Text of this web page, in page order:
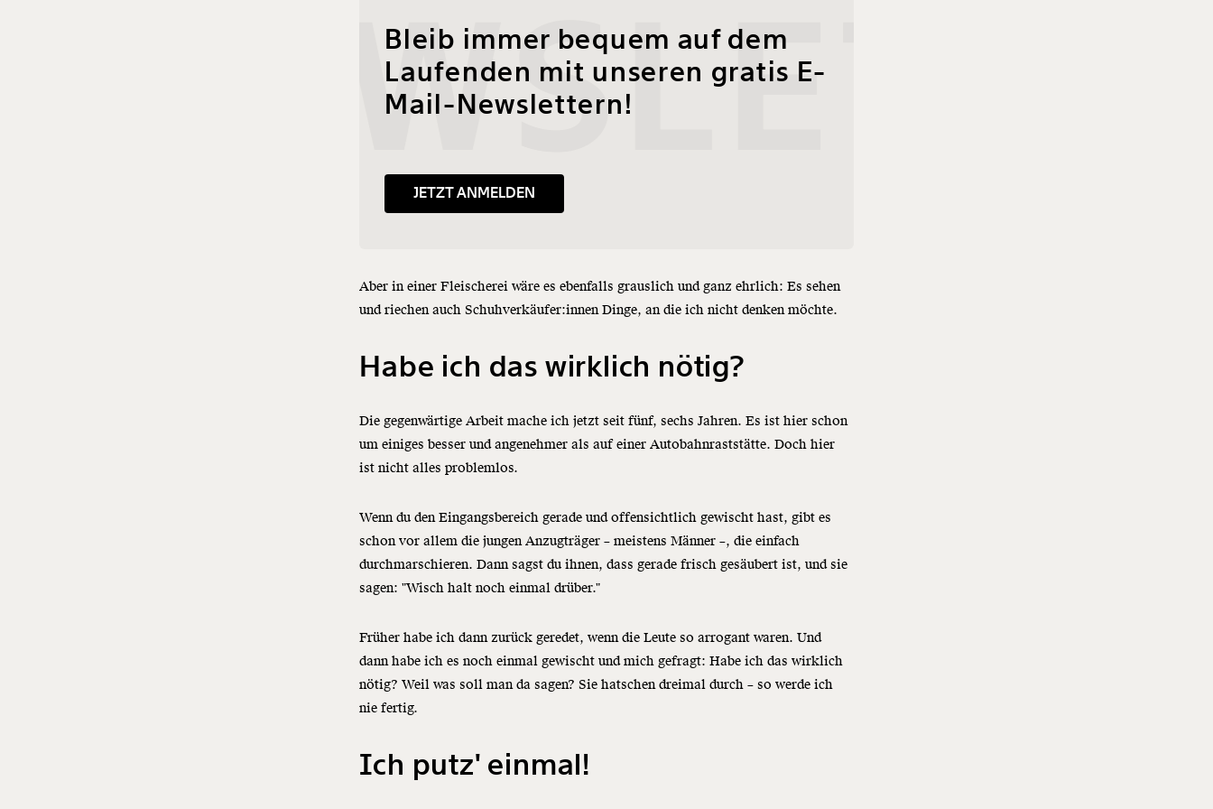
Bleib immer bequem auf dem
Laufenden mit unseren gratis E-
Mail-Newslettern!
JETZT ANMELDEN
Aber in einer Fleischerei wäre es ebenfalls grauslich und ganz ehrlich: Es sehen
und riechen auch Schuhverkäufer:innen Dinge, an die ich nicht denken möchte.
Habe ich das wirklich nötig?
Die gegenwärtige Arbeit mache ich jetzt seit fünf, sechs Jahren. Es ist hier schon
um einiges besser und angenehmer als auf einer Autobahnraststätte. Doch hier
ist nicht alles problemlos.
Wenn du den Eingangsbereich gerade und offensichtlich gewischt hast, gibt es
schon vor allem die jungen Anzugträger – meistens Männer –, die einfach
durchmarschieren. Dann sagst du ihnen, dass gerade frisch gesäubert ist, und sie
sagen: "Wisch halt noch einmal drüber."
Früher habe ich dann zurück geredet, wenn die Leute so arrogant waren. Und
dann habe ich es noch einmal gewischt und mich gefragt: Habe ich das wirklich
nötig? Weil was soll man da sagen? Sie hatschen dreimal durch – so werde ich
nie fertig.
Ich putz' einmal!